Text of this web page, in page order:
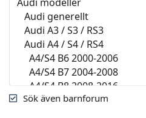
Sök även barnforum